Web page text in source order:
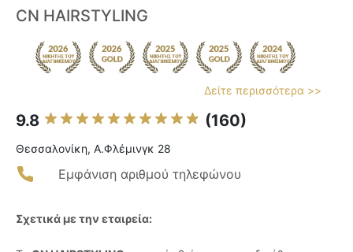
CN HAIRSTYLING
Δείτε περισσότερα >>
9.8 (160)
Θεσσαλονίκη, A.Φλέμινγκ 28
Εμφάνιση αριθμού τηλεφώνου
Σχετικά με την εταιρεία: